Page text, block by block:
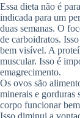
Essa dieta não é
indicada para um
duas semanas. O
de carboidratos.
bem visível. A
muscular. Isso é
emagrecimento.
Os ovos são
minerais e gorduras
corpo funcionar
Isso diminui a